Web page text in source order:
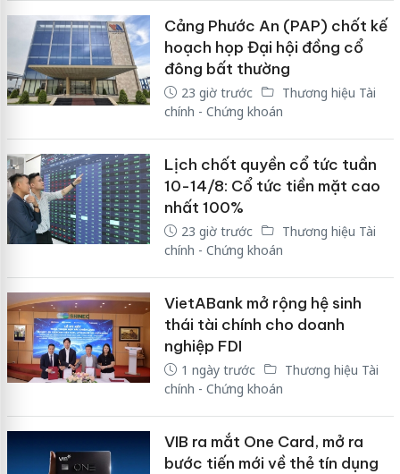
Cảng Phước An (PAP) chốt kế
hoạch họp Đại hội đồng cổ
đông bất thường
23 giờ trước
Thương hiệu Tài
chính - Chứng khoán
Lịch chốt quyền cổ tức tuần
10-14/8: Cổ tức tiền mặt cao
nhất 100%
23 giờ trước
Thương hiệu Tài
chính - Chứng khoán
VietABank mở rộng hệ sinh
thái tài chính cho doanh
nghiệp FDI
1 ngày trước
Thương hiệu Tài
chính - Chứng khoán
VIB ra mắt One Card, mở ra
bước tiến mới về thẻ tín dụng